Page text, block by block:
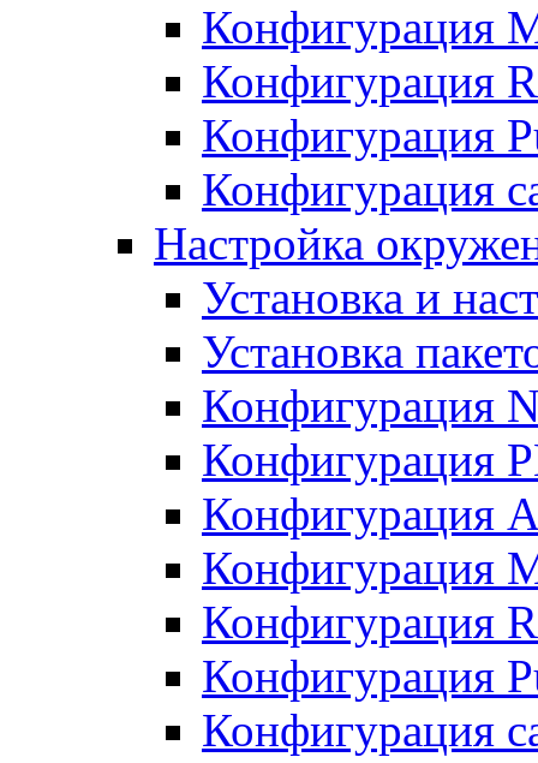
Конфигурация
Конфигурация
Конфигурация
Конфигурация
Настройка
Установка и
Установка
Конфигурация
Конфигурация
Конфигурация
Конфигурация
Конфигурация
Конфигурация
Конфигурация